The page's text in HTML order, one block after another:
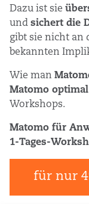
Dazu ist sie
und sichert die
gibt sie nicht an
bekannten
Wie man
Matomo
Workshops.
Matomo für
1-Tages-
für nur